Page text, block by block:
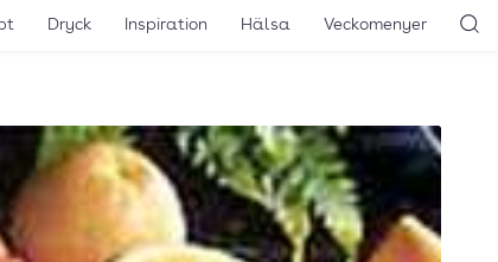
Dryck Inspiration Hälsa Veckomenyer